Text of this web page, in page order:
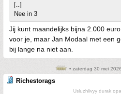
[..]
Nee in 3
Jij kunt maandelijks bijna 2.000
voor je, maar Jan Modaal met een
bij lange na niet aan.
• zaterdag 30 mei
Richestorags
Usluzhlivyy durak